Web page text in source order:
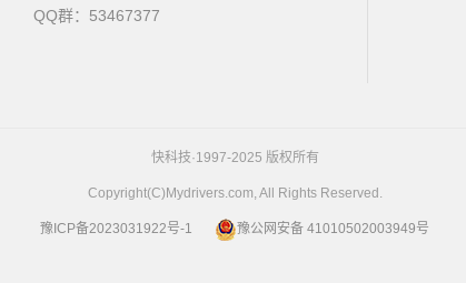
QQ群：53467377
快科技·1997-2025 版权所有
Copyright(C)Mydrivers.com, All Rights Reserved.
豫ICP备2023031922号-1 豫公网安备 41010502003949号